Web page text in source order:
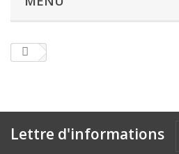
Lettre d'informations